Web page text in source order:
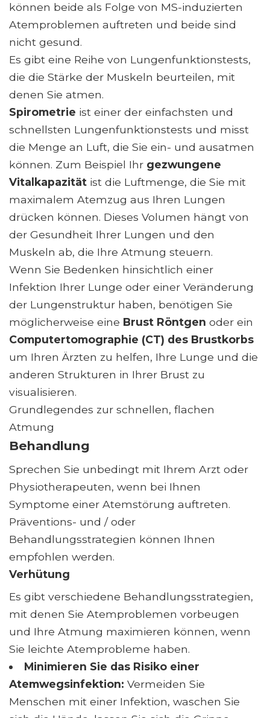
können beide als Folge von MS-induzierten
Atemproblemen auftreten und beide sind
nicht gesund.
Es gibt eine Reihe von Lungenfunktionstests,
die die Stärke der Muskeln beurteilen, mit
denen Sie atmen.
Spirometrie ist einer der einfachsten und
schnellsten Lungenfunktionstests und misst
die Menge an Luft, die Sie ein- und ausatmen
können. Zum Beispiel Ihr gezwungene
Vitalkapazität ist die Luftmenge, die Sie mit
maximalem Atemzug aus Ihren Lungen
drücken können. Dieses Volumen hängt von
der Gesundheit Ihrer Lungen und den
Muskeln ab, die Ihre Atmung steuern.
Wenn Sie Bedenken hinsichtlich einer
Infektion Ihrer Lunge oder einer Veränderung
der Lungenstruktur haben, benötigen Sie
möglicherweise eine Brust Röntgen oder ein
Computertomographie (CT) des Brustkorbs
um Ihren Ärzten zu helfen, Ihre Lunge und die
anderen Strukturen in Ihrer Brust zu
visualisieren.
Grundlegendes zur schnellen, flachen
Atmung
Behandlung
Sprechen Sie unbedingt mit Ihrem Arzt oder
Physiotherapeuten, wenn bei Ihnen
Symptome einer Atemstörung auftreten.
Präventions- und / oder
Behandlungsstrategien können Ihnen
empfohlen werden.
Verhütung
Es gibt verschiedene Behandlungsstrategien,
mit denen Sie Atemproblemen vorbeugen
und Ihre Atmung maximieren können, wenn
Sie leichte Atemprobleme haben.
Minimieren Sie das Risiko einer
Atemwegsinfektion: Vermeiden Sie
Menschen mit einer Infektion, waschen Sie